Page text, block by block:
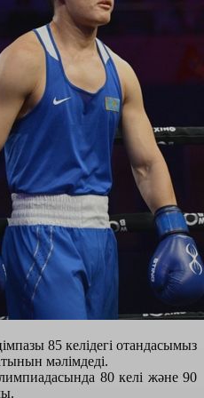
85 келідегі отандасымыз
мәлімдеді.
80 келі және 90